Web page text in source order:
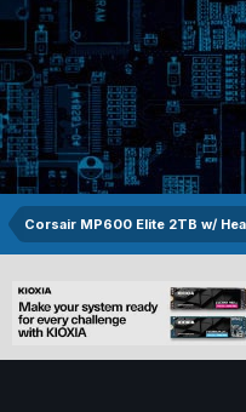
Corsair MP600 Elite 2TB w/